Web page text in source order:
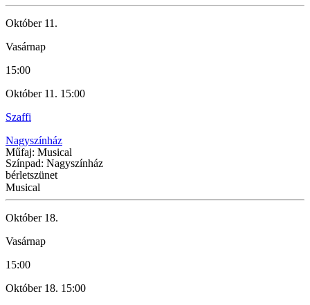
Október 11.
Vasárnap
15:00
Október 11. 15:00
Szaffi
Nagyszínház
Műfaj: Musical
Színpad: Nagyszínház
bérletszünet
Musical
Október 18.
Vasárnap
15:00
Október 18. 15:00